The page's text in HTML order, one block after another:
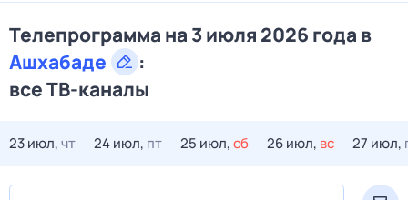
Телепрограмма на 3 июля 2026 года в
Ашхабаде
:
все ТВ-каналы
23 июл,чт 24 июл, пт 25 июл,сб 26 июл, вс 27 июл,